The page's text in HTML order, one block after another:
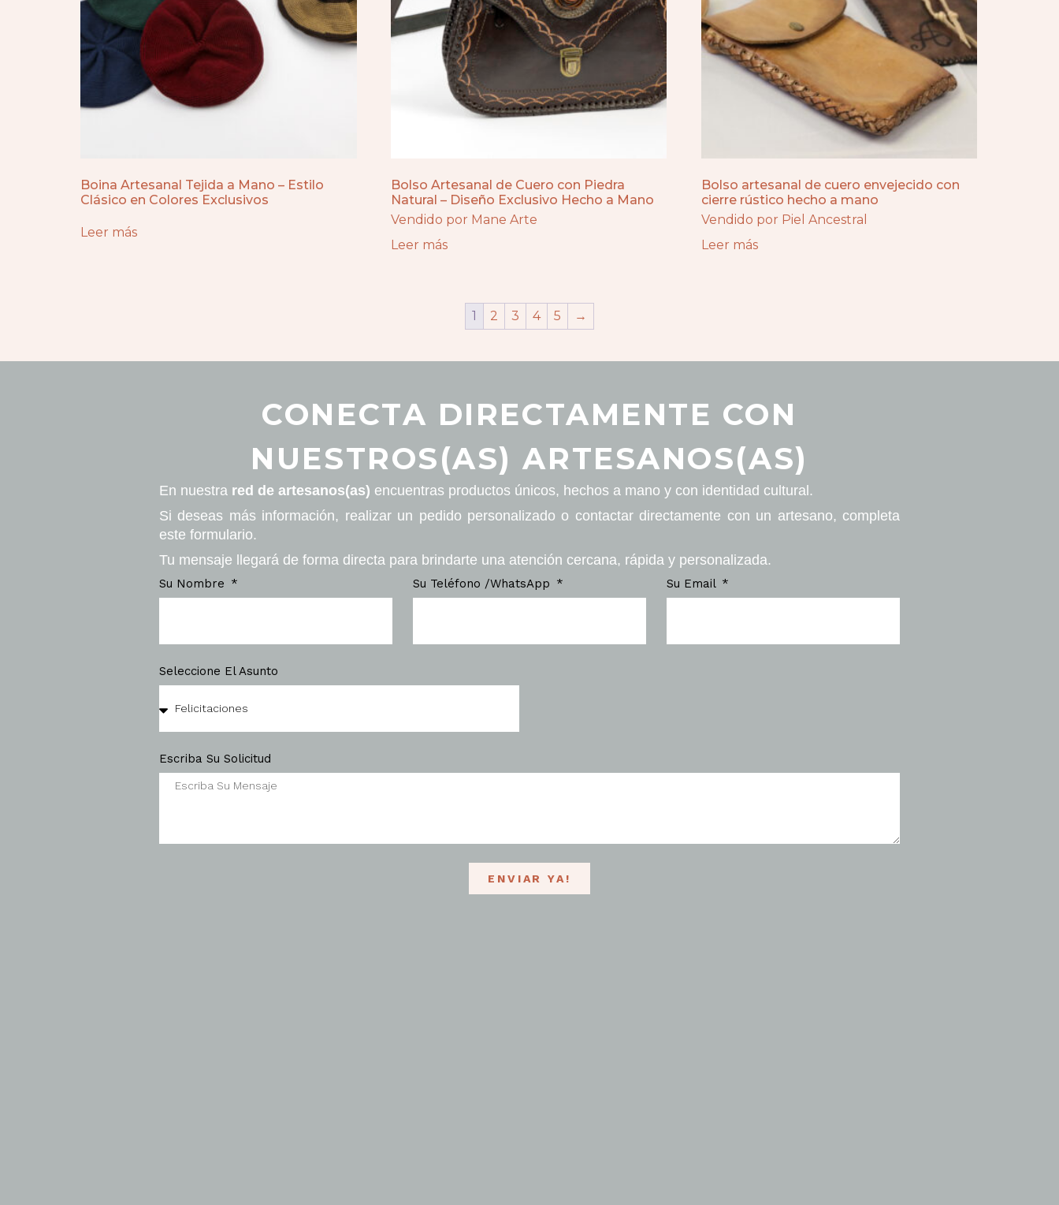
Boina Artesanal Tejida a Mano – Estilo
Clásico en Colores Exclusivos
Leer más
Bolso Artesanal de Cuero con Piedra
Natural – Diseño Exclusivo Hecho a Mano
Vendido por Mane Arte
Leer más
Bolso artesanal de cuero envejecido con
cierre rústico hecho a mano
Vendido por Piel Ancestral
Leer más
1 2 3 4 5 →
CONECTA DIRECTAMENTE CON
NUESTROS(AS) ARTESANOS(AS)
En nuestra red de artesanos(as) encuentras productos únicos, hechos a mano y con identidad cultural.
Si deseas más información, realizar un pedido personalizado o contactar directamente con un artesano, completa
este formulario.
Tu mensaje llegará de forma directa para brindarte una atención cercana, rápida y personalizada.
Su Nombre Su Teléfono /WhatsApp Su Email
Seleccione El Asunto
Escriba Su Solicitud
ENVIAR YA!